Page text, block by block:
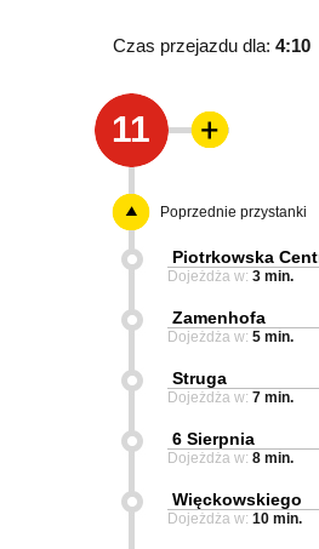
Czas przejazdu dla: 4:10
11
Poprzednie przystanki
Piotrkowska
Dojeżdża w: 3 min.
Zamenhofa
Dojeżdża w: 5 min.
Struga
Dojeżdża w: 7 min.
6 Sierpnia
Dojeżdża w: 8 min.
Więckowskiego
Dojeżdża w: 10 min.